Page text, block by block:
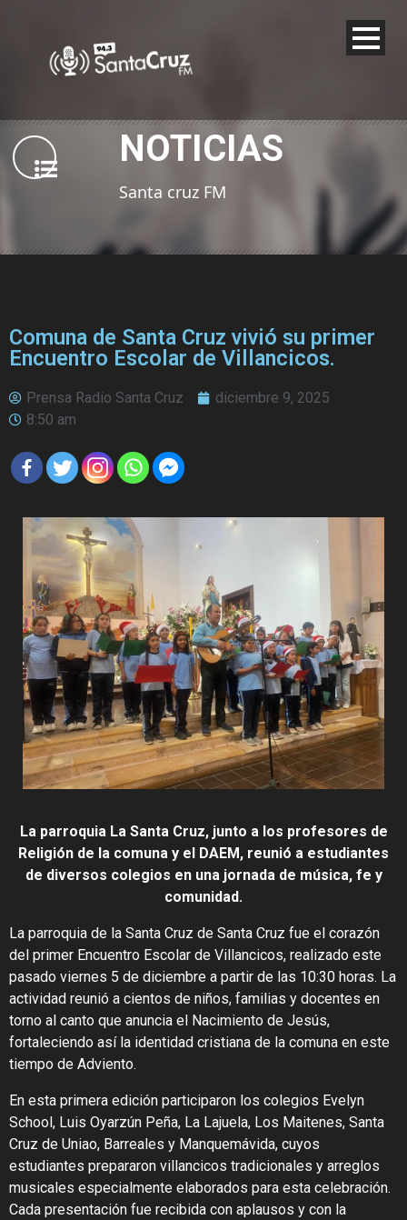
NOTICIAS
Santa cruz FM
Comuna de Santa Cruz vivió su primer
Encuentro Escolar de Villancicos.
Prensa Radio Santa Cruz
diciembre 9, 2025
8:50 am
La parroquia La Santa Cruz, junto a los profesores de
Religión de la comuna y el DAEM, reunió a estudiantes
de diversos colegios en una jornada de música, fe y
comunidad.
La parroquia de la Santa Cruz de Santa Cruz fue el corazón
del primer Encuentro Escolar de Villancicos, realizado este
pasado viernes 5 de diciembre a partir de las 10:30 horas. La
actividad reunió a cientos de niños, familias y docentes en
torno al canto que anuncia el Nacimiento de Jesús,
fortaleciendo así la identidad cristiana de la comuna en este
tiempo de Adviento.
En esta primera edición participaron los colegios Evelyn
School, Luis Oyarzún Peña, La Lajuela, Los Maitenes, Santa
Cruz de Uniao, Barreales y Manquemávida, cuyos
estudiantes prepararon villancicos tradicionales y arreglos
musicales especialmente elaborados para esta celebración.
Cada presentación fue recibida con aplausos y con la